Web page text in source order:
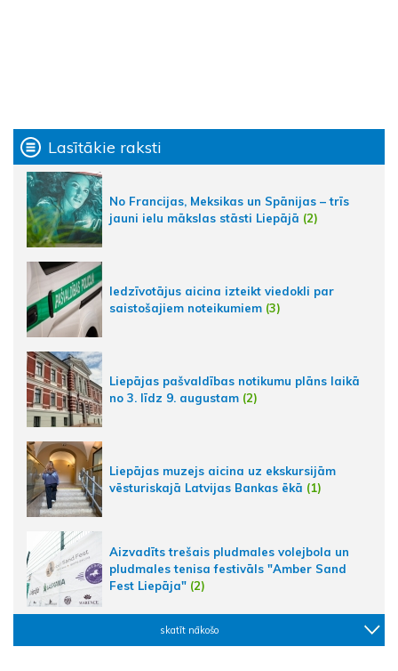
Lasītākie raksti
No Francijas, Meksikas un Spānijas – trīs
jauni ielu mākslas stāsti Liepājā (2)
Iedzīvotājus aicina izteikt viedokli par
saistošajiem noteikumiem (3)
Liepājas pašvaldības notikumu plāns laikā
no 3. līdz 9. augustam (2)
Liepājas muzejs aicina uz ekskursijām
vēsturiskajā Latvijas Bankas ēkā (1)
Aizvadīts trešais pludmales volejbola un
pludmales tenisa festivāls "Amber Sand
Fest Liepāja" (2)
skatīt nākošo